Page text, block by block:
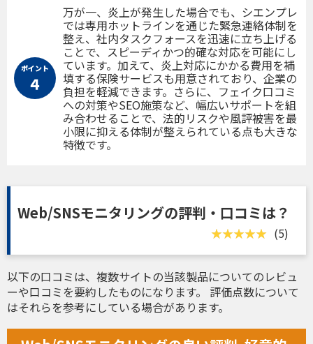
ポイント
４
万が一、炎上が発生した場合でも、シエンプレ
では専用ホットラインを通じた緊急連絡体制を
整え、社内タスクフォースを迅速に立ち上げる
ことで、スピーディかつ的確な対応を可能にし
ています。加えて、炎上対応にかかる費用を補
填する保険サービスも用意されており、企業の
負担を軽減できます。さらに、フェイク口コミ
への対策やSEO施策など、幅広いサポートを組
み合わせることで、法的リスクや風評被害を最
小限に抑える体制が整えられている点も大きな
特徴です。
Web/SNSモニタリングの評判・口コミは？
(5)
以下の口コミは、複数サイトの当該製品についてのレビュ
ーや口コミを要約したものになります。 評価点数について
はそれらを参考にしている場合があります。